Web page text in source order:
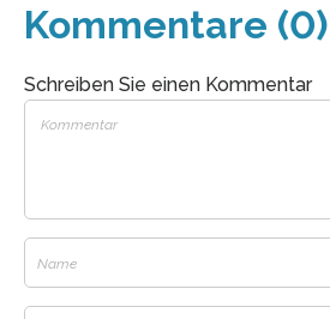
Kommentare (0)
Schreiben Sie einen Kommentar